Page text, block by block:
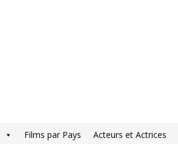
Films par Pays Acteurs et Actrices